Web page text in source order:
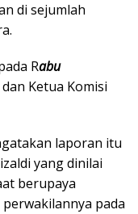
di sejumlah
Rabu
Ketua Komisi
laporan itu
yang dinilai
berupaya
pada